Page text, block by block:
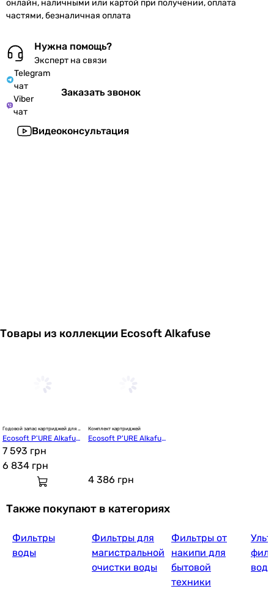
онлайн, наличными или картой при получении, оплата
частями, безналичная оплата
Нужна помощь?
Эксперт на связи
Telegram
чат
Viber
чат
Заказать звонок
Видеоконсультация
Товары из коллекции Ecosoft Alkafuse
Годовой запас картриджей для
фильтра обратного осмоса
Ecosoft P'URE Alkafus
e (CHV11PUREALC)
7 593 грн
6 834 грн
Комплект картриджей
Ecosoft P'URE Alkafus
4 386 грн
Также покупают в категориях
Фильтры
воды
Фильтры для
магистральной
очистки воды
Фильтры от
накипи для
бытовой
техники
воду